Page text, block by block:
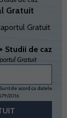
Gratuit
Gratuit
Studii de caz
Gratuit
de acord ca datele
2016